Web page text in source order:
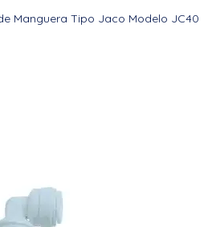
Manguera Tipo Jaco Modelo JC40